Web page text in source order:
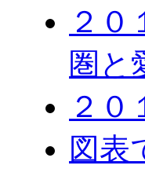
２
圏と
２
図表